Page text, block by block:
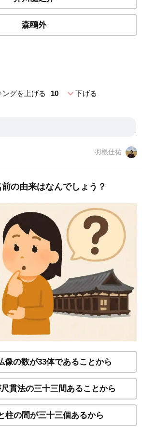
森鴎外
ングを上げる 10 expand_more下げる
羽根佳祐
の由来はなんでしょう？
像の数が33体であることから
貫法の三十三間あることから
柱の間が三十三個あるから